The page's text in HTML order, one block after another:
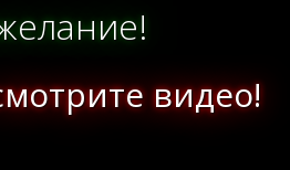
видео!